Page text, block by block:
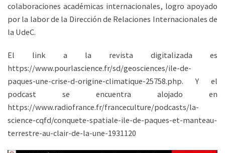
colaboraciones académicas internacionales, logro apoyado
por la labor de la Dirección de Relaciones Internacionales de
la UdeC.
El link a la revista digitalizada es
https://www.pourlascience.fr/sd/geosciences/ile-de-
paques-une-crise-d-origine-climatique-25758.php. Y el
podcast se encuentra alojado en
https://www.radiofrance.fr/franceculture/podcasts/la-
science-cqfd/conquete-spatiale-ile-de-paques-et-manteau-
terrestre-au-clair-de-la-une-1931120